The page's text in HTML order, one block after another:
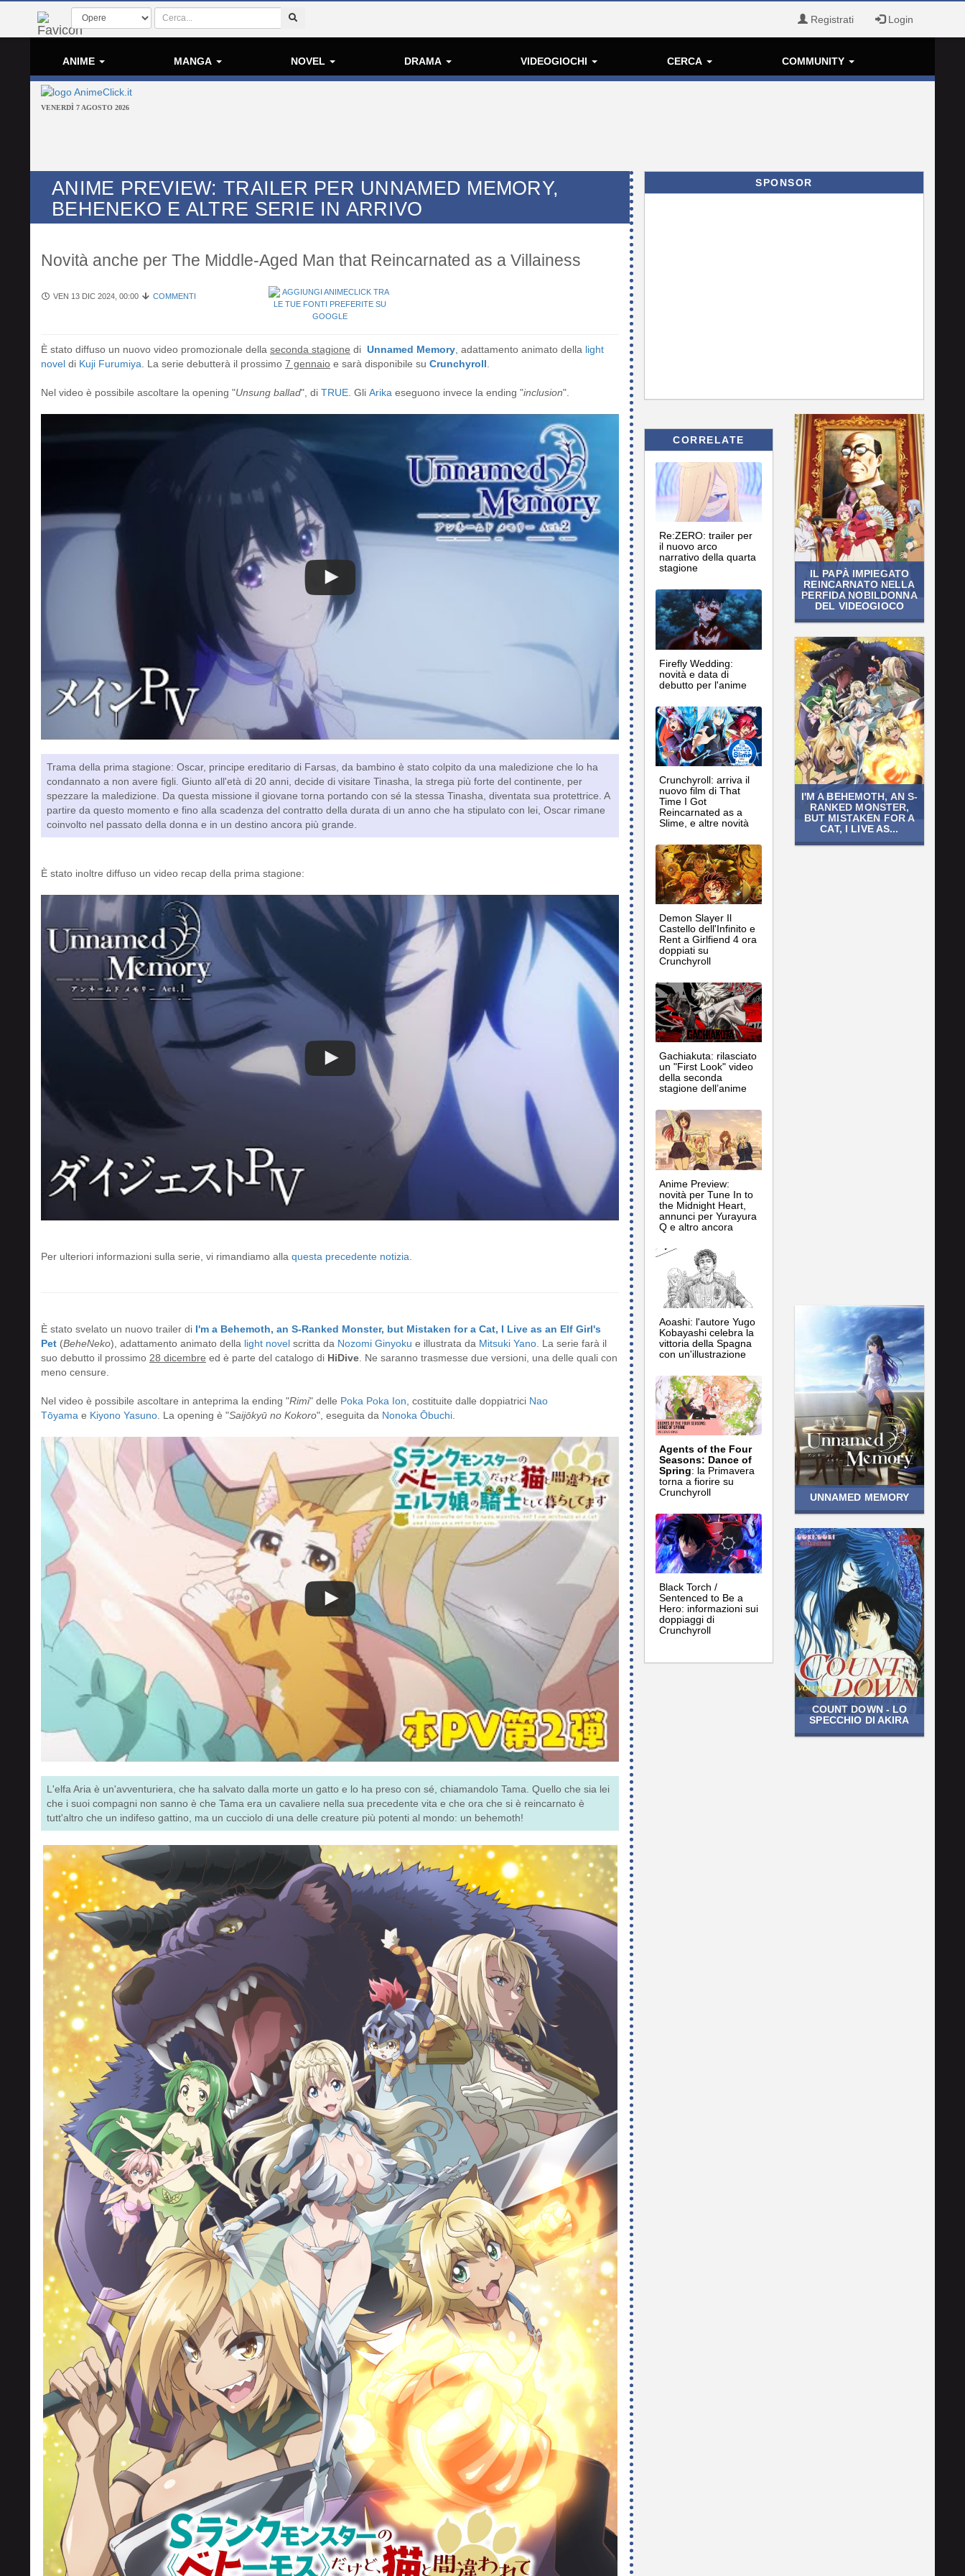
Registrati Login
ANIME MANGA NOVEL DRAMA VIDEOGIOCHI CERCA COMMUNITY
VENERDÌ 7 AGOSTO 2026
ANIME PREVIEW: TRAILER PER UNNAMED MEMORY,
BEHENEKO E ALTRE SERIE IN ARRIVO
Novità anche per The Middle-Aged Man that Reincarnated as a Villainess
VEN 13 DIC 2024, 00:00 COMMENTI
È stato diffuso un nuovo video promozionale della seconda stagione di Unnamed Memory , adattamento animato della light
novel di Kuji Furumiya . La serie debutterà il prossimo 7 gennaio e sarà disponibile su Crunchyroll
Nel video è possibile ascoltare la opening "Unsung ballad", di TRUE . Gli Arika eseguono invece la ending "inclusion".
Trama della prima stagione: Oscar, principe ereditario di Farsas, da bambino è stato colpito da una maledizione che lo ha
condannato a non avere figli. Giunto all'età di 20 anni, decide di visitare Tinasha, la strega più forte del continente, per
spezzare la maledizione. Da questa missione il giovane torna portando con sé la stessa Tinasha, diventata sua protettrice. A
partire da questo momento e fino alla scadenza del contratto della durata di un anno che ha stipulato con lei, Oscar rimane
coinvolto nel passato della donna e in un destino ancora più grande.
È stato inoltre diffuso un video recap della prima stagione:
Per ulteriori informazioni sulla serie, vi rimandiamo alla questa precedente notizia
È stato svelato un nuovo trailer di I'm a Behemoth, an S-Ranked Monster, but Mistaken for a Cat, I Live as an Elf Girl's
Pet (BeheNeko), adattamento animato della light novel scritta da Nozomi Ginyoku e illustrata da Mitsuki Yano . La serie farà il
suo debutto il prossimo 28 dicembre ed è parte del catalogo di HiDive . Ne saranno trasmesse due versioni, una delle quali con
meno censure.
Nel video è possibile ascoltare in anteprima la ending "Rimi" delle Poka Poka Ion , costituite dalle doppiatrici Nao
Tōyama e Kiyono Yasuno . La opening è "Saijōkyū no Kokoro", eseguita da Nonoka Ōbuchi
L'elfa Aria è un'avventuriera, che ha salvato dalla morte un gatto e lo ha preso con sé, chiamandolo Tama. Quello che sia lei
che i suoi compagni non sanno è che Tama era un cavaliere nella sua precedente vita e che ora che si è reincarnato è
tutt'altro che un indifeso gattino, ma un cucciolo di una delle creature più potenti al mondo: un behemoth!
SPONSOR
CORRELATE
Re:ZERO: trailer per
il nuovo arco
narrativo della quarta
stagione
Firefly Wedding:
novità e data di
debutto per l'anime
Crunchyroll: arriva il
nuovo film di That
Time I Got
Reincarnated as a
Slime, e altre novità
Demon Slayer Il
Castello dell'Infinito e
Rent a Girlfiend 4 ora
doppiati su
Crunchyroll
Gachiakuta: rilasciato
un "First Look" video
della seconda
stagione dell’anime
Anime Preview:
novità per Tune In to
the Midnight Heart,
annunci per Yurayura
Q e altro ancora
Aoashi: l'autore Yugo
Kobayashi celebra la
vittoria della Spagna
con un'illustrazione
Agents of the Four
Seasons: Dance of
Spring: la Primavera
torna a fiorire su
Crunchyroll
Black Torch /
Sentenced to Be a
Hero: informazioni sui
doppiaggi di
Crunchyroll
IL PAPÀ IMPIEGATO
REINCARNATO NELLA
PERFIDA NOBILDONNA
DEL VIDEOGIOCO
I'M A BEHEMOTH, AN S-
RANKED MONSTER,
BUT MISTAKEN FOR A
CAT, I LIVE AS...
UNNAMED MEMORY
COUNT DOWN - LO
SPECCHIO DI AKIRA